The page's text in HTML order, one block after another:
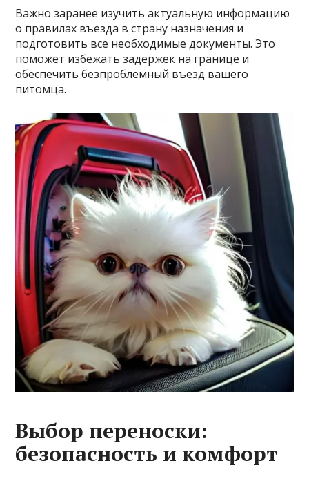
Важно заранее изучить актуальную информацию
о правилах въезда в страну назначения и
подготовить все необходимые документы. Это
поможет избежать задержек на границе и
обеспечить безпроблемный въезд вашего
питомца.
Выбор переноски:
безопасность и комфорт